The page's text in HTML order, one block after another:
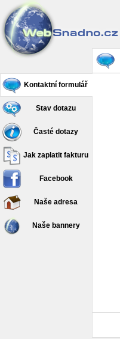
Kontaktní formulář
Stav dotazu
Časté dotazy
Jak zaplatit fakturu
Facebook
Naše adresa
Naše bannery